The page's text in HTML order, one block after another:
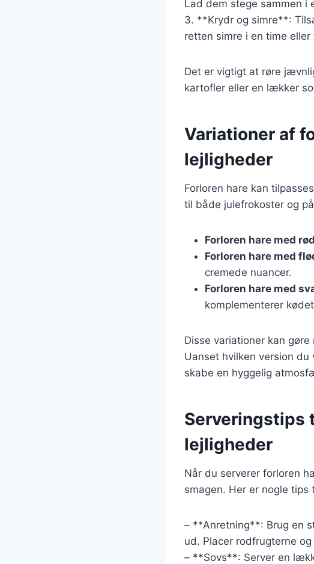
Lad dem stege sammen i
3. **Krydr og simre**:
retten simre i en time
Det er vigtigt at røre
kartofler eller en lækker
Variationer af
lejligheder
Forloren hare kan
til både julefrokoster og
Forloren hare med
Forloren hare med
cremede nuancer.
Forloren hare med
komplementerer
Disse variationer kan
Uanset hvilken version
skabe en hyggelig
Serveringstips
lejligheder
Når du serverer forloren
smagen. Her er nogle
– **Anretning**: Brug en
ud. Placer rodfrugterne
– **Sovs**: Server en